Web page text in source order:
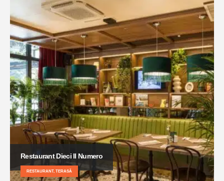
Restaurant Dieci Il Numero
RESTAURANT, TERASĂ